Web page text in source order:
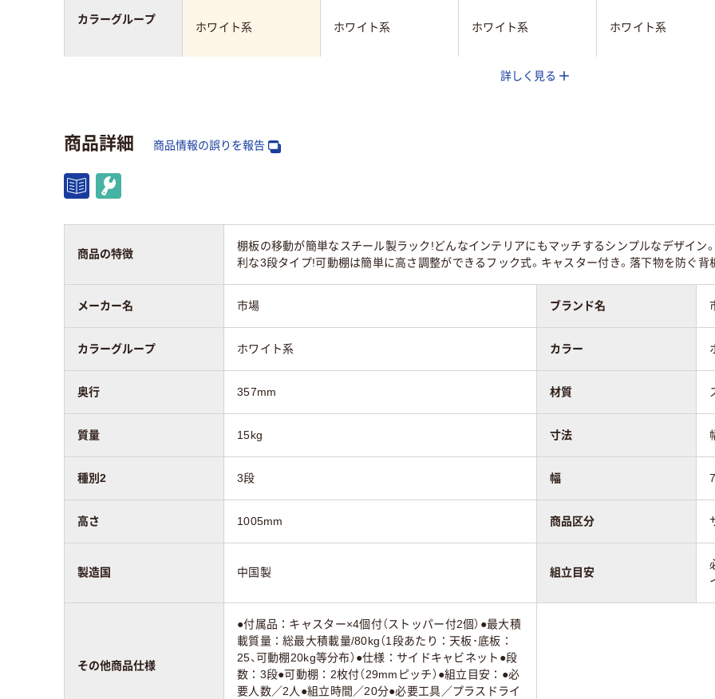
ホワイト系 ホワイト系 ホワイト系 ホワイト系
603mm
カラーグループ
詳しく見る
商品詳細 商品情報の誤りを報告
商品の特徴
棚板の移動が簡単なスチール製ラック!どんなインテリアにもマッチするシンプルなデザイン
利な3段タイプ!可動棚は簡単に高さ調整ができるフック式。キャスター付き。落下物を防ぐ背
メーカー名 市場 ブランド名
カラーグループ ホワイト系 カラー
奥行 357mm 材質
質量 15kg 寸法
種別2 3段 幅
高さ 1005mm 商品区分
製造国 中国製 組立目安
その他商品仕様
●付属品：キャスター×4個付（ストッパー付2個）●最大積
載質量：総最大積載量/80kg（1段あたり：天板･底板：
25、可動棚20kg等分布）●仕様：サイドキャビネット●段
数：3段●可動棚：2枚付（29mmピッチ）●組立目安：●必
要人数／2人●組立時間／20分●必要工具／プラスドライ